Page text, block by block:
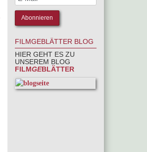
FILMGEBLÄTTER BLOG
HIER GEHT ES ZU
UNSEREM BLOG
FILMGEBLÄTTER